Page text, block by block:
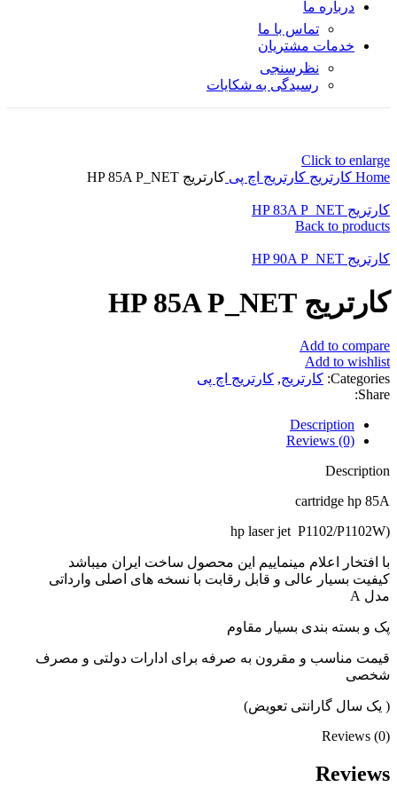
درباره ما
تماس با ما
خدمات مشتریان
نظرسنجی
رسیدگی به شکایات
Click to enlarge
Home کارتریج کارتریج اچ پی کارتریج HP 85A P_NET
کارتریج HP 83A P_NET
Back to products
کارتریج HP 90A P_NET
کارتریج HP 85A P_NET
Add to compare
Add to wishlist
Categories: کارتریج, کارتریج اچ پی
Share:
Description
Reviews (0)
Description
cartridge hp 85A
(hp laser jet P1102/P1102W
با افتخار اعلام مینماییم این محصول ساخت ایران میباشد
کیفیت بسیار عالی و قابل رقابت با نسخه های اصلی وارداتی
مدل A
پک و بسته بندی بسیار مقاوم
قیمت مناسب و مقرون به صرفه برای ادارات دولتی و مصرف
شخصی
( یک سال گارانتی تعویض)
Reviews (0)
Reviews